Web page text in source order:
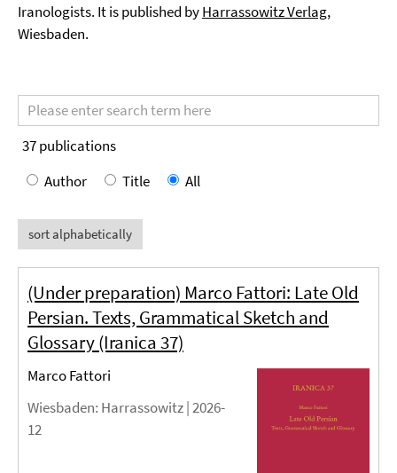
Iranologists. It is published byHarrassowitz Verlag,
Wiesbaden.
Search
terms
37publications
Author
Title All
sort alphabetically
(Under preparation) Marco Fattori: Late Old
Persian. Texts, Grammatical Sketch and
Glossary (Iranica 37)
Marco Fattori
Wiesbaden: Harrassowitz |2026-
12